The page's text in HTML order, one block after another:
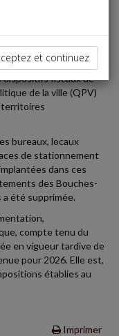
ET ZFU-TE
dispositifs fiscaux de
de la ville (QPV)
territoires
bureaux, locaux
de stationnement
dans ces
des Bouches-
été supprimée.
compte tenu du
en vigueur tardive de
pour 2026. Elle est,
établies au
Imprimer
et continuez